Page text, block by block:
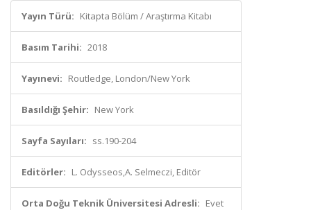
Yayın Türü: Kitapta Bölüm / Araştırma Kitabı
Basım Tarihi: 2018
Yayınevi: Routledge, London/New York
Basıldığı Şehir: New York
Sayfa Sayıları: ss.190-204
Editörler: L. Odysseos,A. Selmeczi, Editör
Orta Doğu Teknik Üniversitesi Adresli: Evet